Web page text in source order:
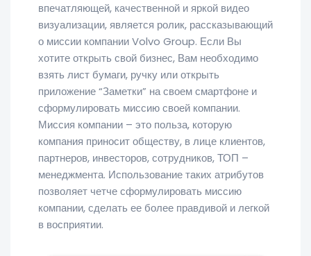
впечатляющей, качественной и яркой видео
визуализации, является ролик, рассказывающий
о миссии компании Volvo Group. Если Вы
хотите открыть свой бизнес, Вам необходимо
взять лист бумаги, ручку или открыть
приложение “Заметки” на своем смартфоне и
сформулировать миссию своей компании.
Миссия компании – это польза, которую
компания приносит обществу, в лице клиентов,
партнеров, инвесторов, сотрудников, ТОП –
менеджмента. Использование таких атрибутов
позволяет четче сформулировать миссию
компании, сделать ее более правдивой и легкой
в восприятии.